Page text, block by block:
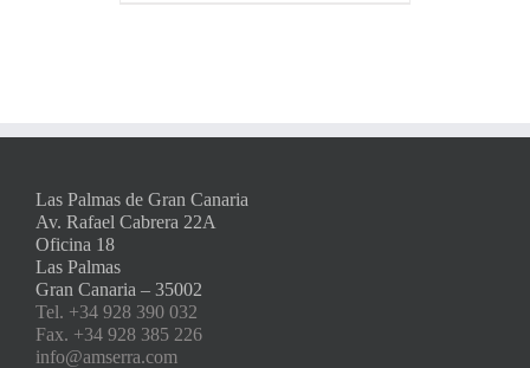
Las Palmas de Gran Canaria
Av. Rafael Cabrera 22A
Oficina 18
Las Palmas
Gran Canaria – 35002
Tel. +34 928 390 032
Fax. +34 928 385 226
info@amserra.com